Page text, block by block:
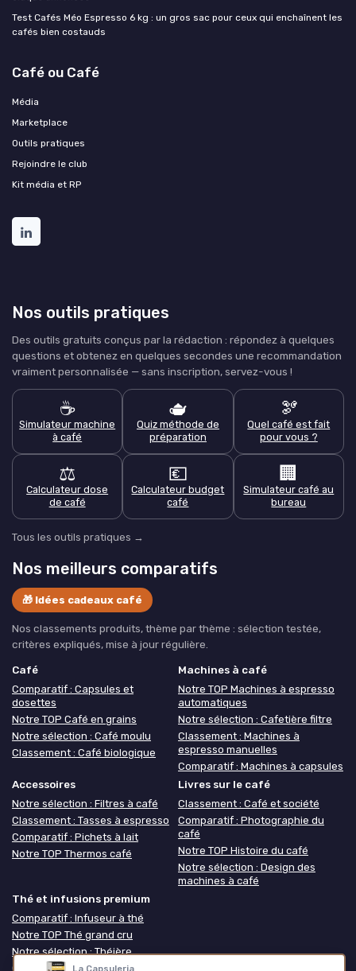
Test Cafés Méo Espresso 6 kg : un gros sac pour ceux qui enchaînent les
cafés bien costauds
Café ou Café
Média
Marketplace
Outils pratiques
Rejoindre le club
Kit média et RP
Nos outils pratiques
Des outils gratuits conçus par la rédaction : répondez à quelques
questions et obtenez en quelques secondes une recommandation
vraiment personnalisée — sans inscription, servez-vous !
☕
Simulateur machine
à café
🫖
Quiz méthode de
préparation
🫘
Quel café est fait
pour vous ?
⚖️
Calculateur dose
de café
💶
Calculateur budget
café
🏢
Simulateur café au
bureau
Tous les outils pratiques →
Nos meilleurs comparatifs
🎁 Idées cadeaux café
Nos classements produits, thème par thème : sélection testée,
critères expliqués, mise à jour régulière.
Café
Comparatif : Capsules et
dosettes
Notre TOP Café en grains
Notre sélection : Café moulu
Classement : Café biologique
Machines à café
Notre TOP Machines à espresso
automatiques
Notre sélection : Cafetière filtre
Classement : Machines à
espresso manuelles
Comparatif : Machines à capsules
Accessoires
Notre sélection : Filtres à café
Classement : Tasses à espresso
Comparatif : Pichets à lait
Notre TOP Thermos café
Livres sur le café
Classement : Café et société
Comparatif : Photographie du
café
Notre TOP Histoire du café
Notre sélection : Design des
machines à café
Thé et infusions premium
Comparatif : Infuseur à thé
Notre TOP Thé grand cru
Notre sélection : Théière
Classement : Coffret thé